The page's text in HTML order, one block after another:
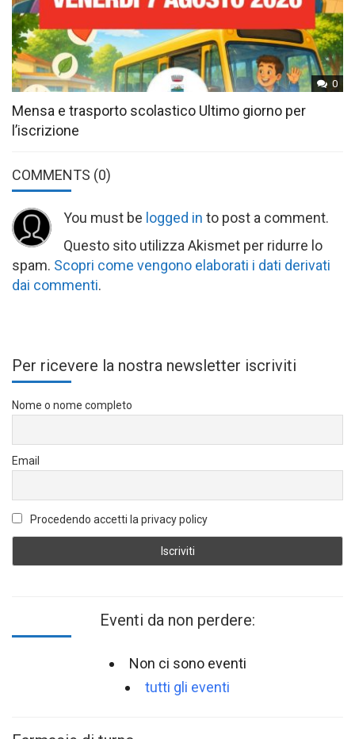
0
Mensa e trasporto scolastico Ultimo giorno per
l’iscrizione
COMMENTS (0)
You must be logged in to post a comment.
Questo sito utilizza Akismet per ridurre lo
spam. Scopri come vengono elaborati i dati derivati
dai commenti.
Per ricevere la nostra newsletter iscriviti
Nome o nome completo
Email
Procedendo accetti la privacy policy
Eventi da non perdere:
Non ci sono eventi
tutti gli eventi